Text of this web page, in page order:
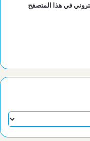
في هذا المتصفح